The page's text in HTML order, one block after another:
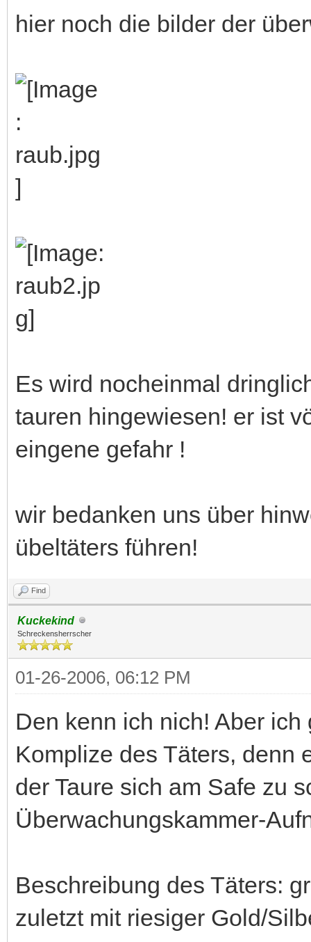
hier noch die bilder der
Es wird nocheinmal
tauren hingewiesen! er ist
eingene gefahr !
wir bedanken uns über
übeltäters führen!
Find
Kuckekind
Schreckensherrscher
01-26-2006, 06:12 PM
Den kenn ich nich! Aber
Komplize des Täters, denn
der Taure sich am Safe zu
Überwachungskammer-
Beschreibung des Täters:
zuletzt mit riesiger Gold/